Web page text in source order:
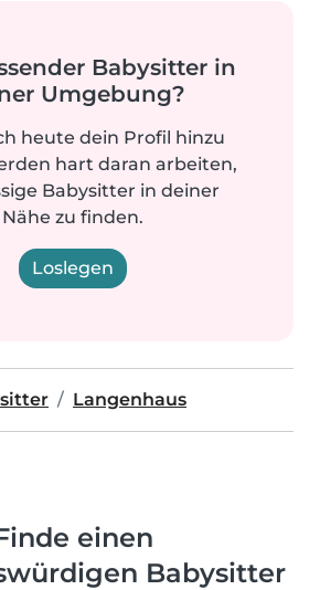
Babysitter in
Umgebung?
heute dein Profil hinzu
hart daran arbeiten,
Babysitter in deiner
Nähe zu finden.
Loslegen
Langenhaus
einen
Babysitter